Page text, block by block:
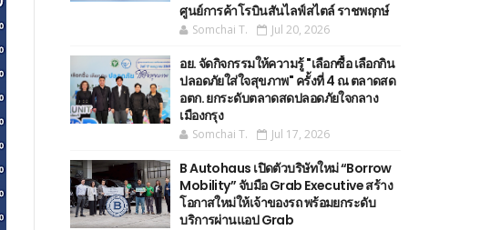
ศูนย์การค้าโรบินสันไลฟ์สไตล์ ราชพฤกษ์
Somchai T. Jul 20, 2026
อย. จัดกิจกรรมให้ความรู้ "เลือกซื้อ เลือกกิน
ปลอดภัยใส่ใจสุขภาพ" ครั้งที่ 4 ณ ตลาดสด
อตก. ยกระดับตลาดสดปลอดภัยใจกลาง
เมืองกรุง
Somchai T. Jul 17, 2026
B Autohaus เปิดตัวบริษัทใหม่ “Borrow
Mobility” จับมือ Grab Executive สร้าง
โอกาสใหม่ให้เจ้าของรถ พร้อมยกระดับ
บริการผ่านแอป Grab